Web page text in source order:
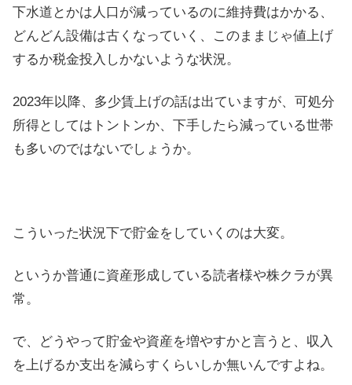
下水道とかは人口が減っているのに維持費はかかる、
どんどん設備は古くなっていく、このままじゃ値上げ
するか税金投入しかないような状況。
2023年以降、多少賃上げの話は出ていますが、可処分
所得としてはトントンか、下手したら減っている世帯
も多いのではないでしょうか。
こういった状況下で貯金をしていくのは大変。
というか普通に資産形成している読者様や株クラが異
常。
で、どうやって貯金や資産を増やすかと言うと、収入
を上げるか支出を減らすくらいしか無いんですよね。